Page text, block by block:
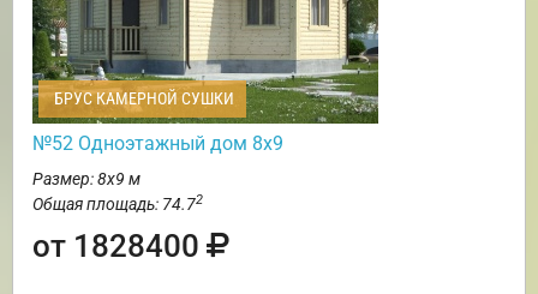
БРУС КАМЕРНОЙ СУШКИ
№52 Одноэтажный дом 8х9
Размер: 8х9 м
Общая площадь: 74.72
от 1828400